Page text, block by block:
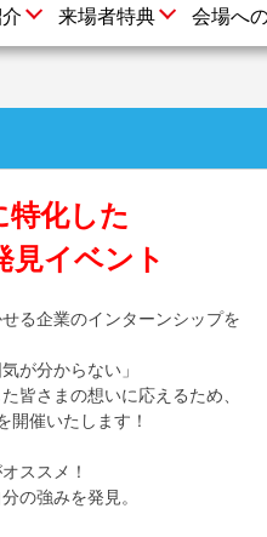
来場者特典 会場へ
特化した
見イベント
る企業のインターンシップを
が分からない」
皆さまの想いに応えるため、
開催いたします！
ススメ！
の強みを発見。